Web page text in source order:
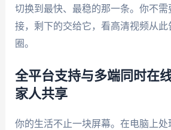
切换到最快、最稳的那一条。你不需
接，剩下的交给它，看高清视频从此
圈。
全平台支持与多端同时在
家人共享
你的生活不止一块屏幕。在电脑上处